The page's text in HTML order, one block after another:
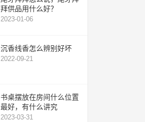
拜供品用什么好？
2023-01-06
沉香线香怎么辨别好坏
2022-09-21
书桌摆放在房间什么位置
最好，有什么讲究
2023-03-31